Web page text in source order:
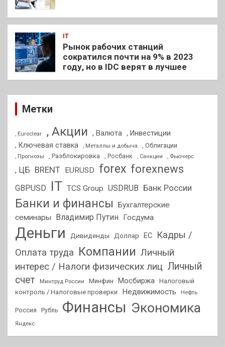
IT
Рынок рабочих станций
сократился почти на 9% в 2023
году, но в IDC верят в лучшее
Метки
, Euroclear , Акции , Валюта , Инвестиции
, Ключевая ставка
, Металлы и добыча , Облигации
, Прогнозы , Разблокировка , Росбанк , Санкции , Фьючерс
, ЦБ BRENT EURUSD forex forexnews
GBPUSD IT TCS Group USDRUB Банк России
Банки и финансы
Бухгалтерские
семинары
Владимир Путин Госдума
Деньги Дивиденды Доллар ЕС
Кадры /
Оплата труда Компании Личный
интерес / Налоги физических лиц Личный
счет
Минтруд России Минфин Мосбиржа Налоговый
контроль / Налоговые проверки
Недвижимость Нефть
Россия Рубль Финансы Экономика
Яндекс